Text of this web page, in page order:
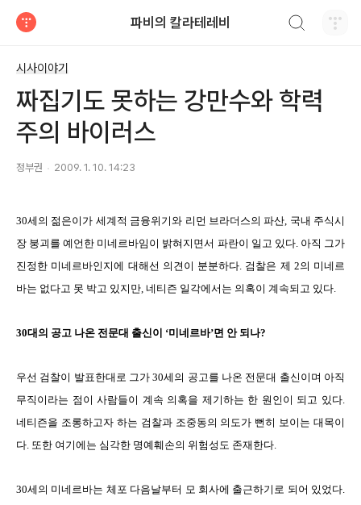
파비의 칼라테레비
시사이야기
짜집기도 못하는 강만수와 학력
주의 바이러스
정부권 2009. 1. 10. 14:23
30세의 젊은이가 세계적 금융위기와 리먼 브라더스의 파산, 국내 주식시
장 붕괴를 예언한 미네르바임이 밝혀지면서 파란이 일고 있다. 아직 그가
진정한 미네르바인지에 대해선 의견이 분분하다. 검찰은 제 2의 미네르
바는 없다고 못 박고 있지만, 네티즌 일각에서는 의혹이 계속되고 있다.
30대의 공고 나온 전문대 출신이 ‘미네르바’면 안 되나?
우선 검찰이 발표한대로 그가 30세의 공고를 나온 전문대 출신이며 아직
무직이라는 점이 사람들이 계속 의혹을 제기하는 한 원인이 되고 있다.
네티즌을 조롱하고자 하는 검찰과 조중동의 의도가 뻔히 보이는 대목이
다. 또한 여기에는 심각한 명예훼손의 위험성도 존재한다.
30세의 미네르바는 체포 다음날부터 모 회사에 출근하기로 되어 있었다.